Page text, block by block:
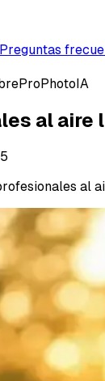
Preguntas
ProPhotoIA
al aire
al